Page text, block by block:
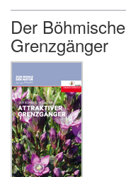
Der
Grenzgänger